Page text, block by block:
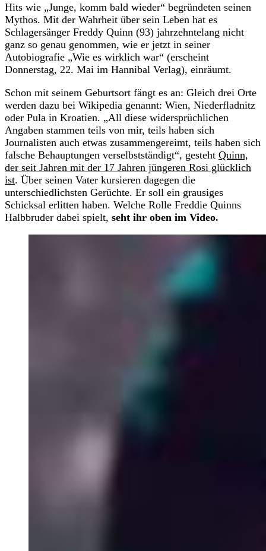
Hits wie „Junge, komm bald wieder“ begründeten seinen
Mythos. Mit der Wahrheit über sein Leben hat es
Schlagersänger Freddy Quinn (93) jahrzehntelang nicht
ganz so genau genommen, wie er jetzt in seiner
Autobiografie „Wie es wirklich war“ (erscheint
Donnerstag, 22. Mai im Hannibal Verlag), einräumt.
Schon mit seinem Geburtsort fängt es an: Gleich drei Orte
werden dazu bei Wikipedia genannt: Wien, Niederfladnitz
oder Pula in Kroatien. „All diese widersprüchlichen
Angaben stammen teils von mir, teils haben sich
Journalisten auch etwas zusammengereimt, teils haben sich
falsche Behauptungen verselbstständigt“, gesteht Quinn,
der seit Jahren mit der 17 Jahren jüngeren Rosi glücklich
ist. Über seinen Vater kursieren dagegen die
unterschiedlichsten Gerüchte. Er soll ein grausiges
Schicksal erlitten haben. Welche Rolle Freddie Quinns
Halbbruder dabei spielt, seht ihr oben im Video.